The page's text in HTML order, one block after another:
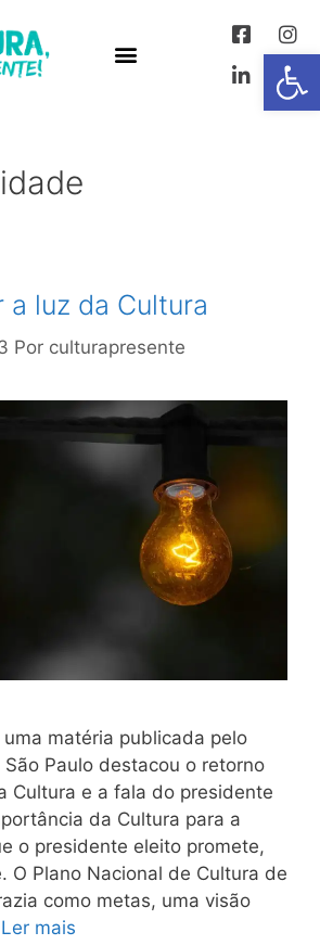
Abrir
a luz da Cultura
Por culturapresente
matéria publicada pelo
Paulo destacou o retorno
Cultura e a fala do presidente
da Cultura para a
o presidente eleito promete,
O Plano Nacional de Cultura de
como metas, uma visão
Ler mais